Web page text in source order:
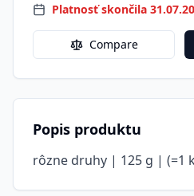
Platnosť skončila
Compare
Popis produktu
rôzne druhy | 125 g | (=1